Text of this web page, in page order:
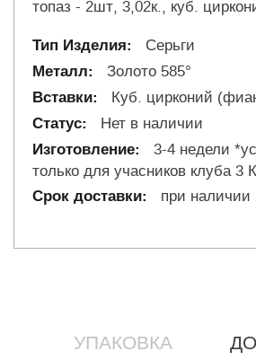
топаз - 2шт, 3,02к., куб.
Серьги
Золото 585°
Куб. цирконий
Нет в наличии
3-4 недели
только для учасников клуба 3
при наличии
УПАКОВКА